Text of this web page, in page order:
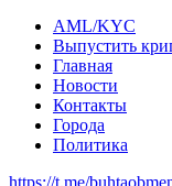
AML/KYC
Выпустить
Главная
Новости
Контакты
Города
Политика
https://t.me/